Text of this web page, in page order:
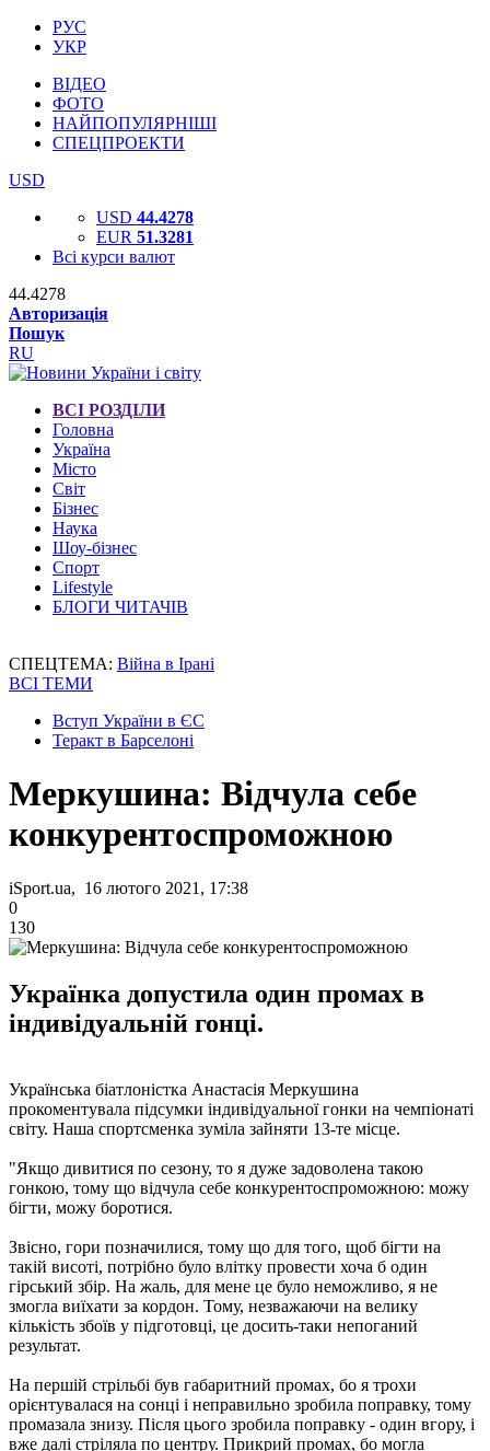
РУС
УКР
ВІДЕО
ФОТО
НАЙПОПУЛЯРНІШІ
СПЕЦПРОЕКТИ
USD
USD 44.4278
EUR 51.3281
Всі курси валют
44.4278
Авторизація
Пошук
RU
ВСІ РОЗДІЛИ
Головна
Україна
Місто
Світ
Бізнес
Наука
Шоу-бізнес
Спорт
Lifestyle
БЛОГИ ЧИТАЧІВ
СПЕЦТЕМА: Війна в Ірані
ВСІ ТЕМИ
Вступ України в ЄС
Теракт в Барселоні
Меркушина: Відчула себе
конкурентоспроможною
iSport.ua, 16 лютого 2021, 17:38
0
130
Українка допустила один промах в
індивідуальній гонці.
Українська біатлоністка Анастасія Меркушина
прокоментувала підсумки індивідуальної гонки на чемпіонаті
світу. Наша спортсменка зуміла зайняти 13-те місце.
"Якщо дивитися по сезону, то я дуже задоволена такою
гонкою, тому що відчула себе конкурентоспроможною: можу
бігти, можу боротися.
Звісно, гори позначилися, тому що для того, щоб бігти на
такій висоті, потрібно було влітку провести хоча б один
гірський збір. На жаль, для мене це було неможливо, я не
змогла виїхати за кордон. Тому, незважаючи на велику
кількість збоїв у підготовці, це досить-таки непоганий
результат.
На першій стрільбі був габаритний промах, бо я трохи
орієнтувалася на сонці і неправильно зробила поправку, тому
промазала знизу. Після цього зробила поправку - один вгору, і
вже далі стріляла по центру. Прикрий промах, бо могла